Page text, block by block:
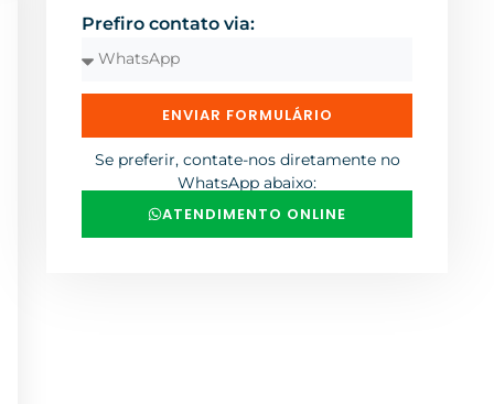
Prefiro contato via:
ENVIAR FORMULÁRIO
Se preferir, contate-nos diretamente no
WhatsApp abaixo:
ATENDIMENTO ONLINE